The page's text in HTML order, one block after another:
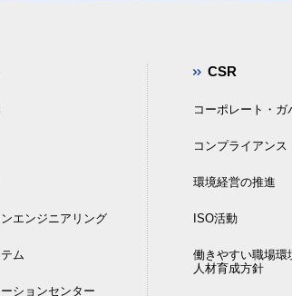
エンジニアリング
ム
ションセンター
CSR
コーポレート・ガ
コンプライアンス
環境経営の推進
ISO活動
働きやすい職場環
人材育成方針